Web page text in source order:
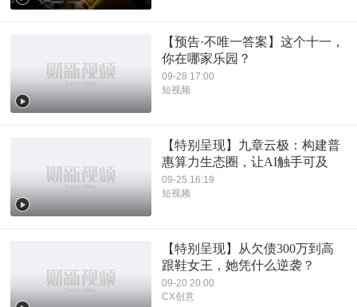
【预告·不唯一答案】这个十一，
你在哪家乐园？
09-28 17:00
短视频
【特别呈现】九章云极：构建普
惠算力生态圈，让AI触手可及
09-25 16:19
短视频
【特别呈现】从欠债300万到高
跟鞋女王，她凭什么逆袭？
09-20 20:00
CX创意